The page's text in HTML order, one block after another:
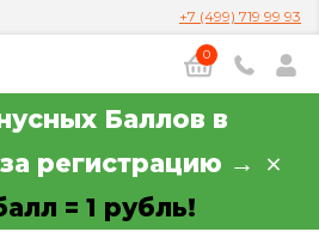
+7 (499) 719 99 93
0
Баллов в
регистрацию →
= 1 рубль!